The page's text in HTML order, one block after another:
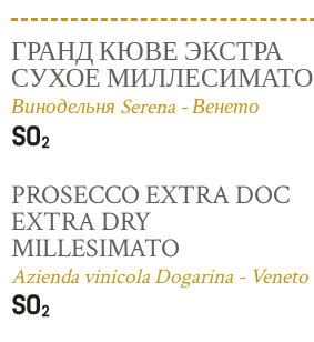
ГРАНД КЮВЕ ЭКСТРА
СУХОЕ МИЛЛЕСИМАТО
Винодельня Serena - Венето
PROSECCO EXTRA DOC
EXTRA DRY
MILLESIMATO
Azienda vinicola Dogarina - Veneto